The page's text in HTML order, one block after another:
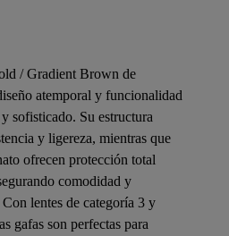
/ Gradient Brown de
atemporal y funcionalidad
sofisticado. Su estructura
y ligereza, mientras que
ofrecen protección total
comodidad y
lentes de categoría 3 y
gafas son perfectas para